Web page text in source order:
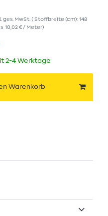
ges. MwSt. ( Stoffbreite (cm): 148
10,02 € / Meter)
2-4 Werktage
Warenkorb